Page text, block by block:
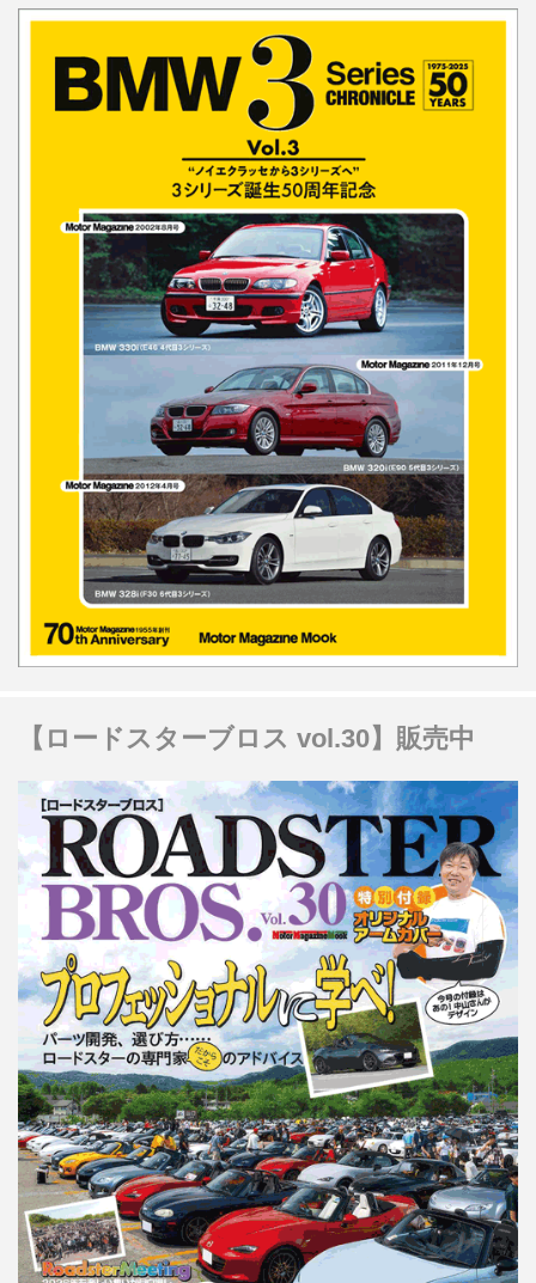
【ロードスターブロス vol.30】販売中